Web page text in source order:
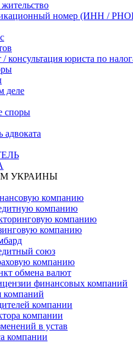
номер (ИНН /
консультация юриста по
деле
споры
УКРАИНЫ
компанию
компанию
компанию
компанию
союз
компанию
обмена валют
финансовых компаний
компаний
компании
компании
в устав
компании